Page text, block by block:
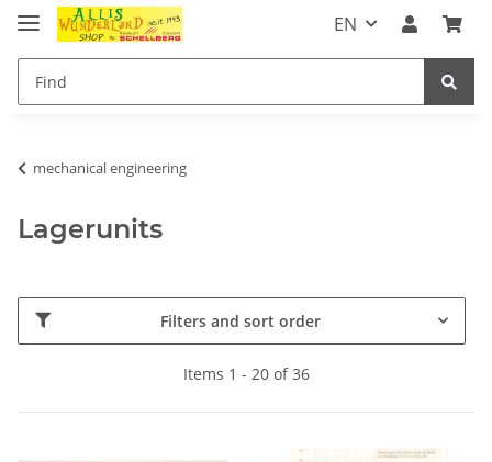
EN
mechanical engineering
Lagerunits
Filters and sort order
Items 1 - 20 of 36